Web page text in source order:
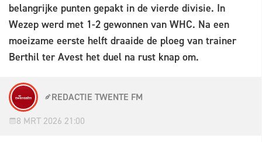
belangrijke punten gepakt in de vierde divisie. In
Wezep werd met 1-2 gewonnen van WHC. Na een
moeizame eerste helft draaide de ploeg van trainer
Berthil ter Avest het duel na rust knap om.
REDACTIE TWENTE FM
8 MRT 2026 21:00